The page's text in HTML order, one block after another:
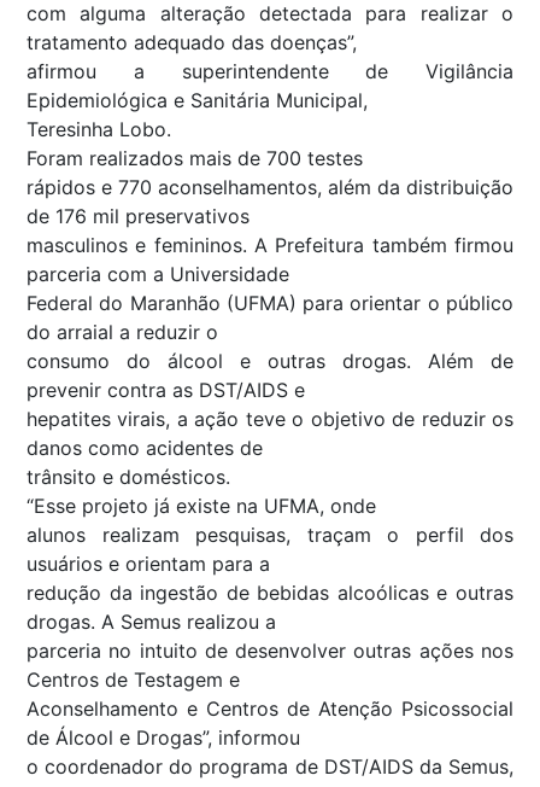
com alguma alteração detectada para realizar o
tratamento adequado das doenças”,
afirmou a superintendente de Vigilância
Epidemiológica e Sanitária Municipal,
Teresinha Lobo.
Foram realizados mais de 700 testes
rápidos e 770 aconselhamentos, além da distribuição
de 176 mil preservativos
masculinos e femininos. A Prefeitura também firmou
parceria com a Universidade
Federal do Maranhão (UFMA) para orientar o público
do arraial a reduzir o
consumo do álcool e outras drogas. Além de
prevenir contra as DST/AIDS e
hepatites virais, a ação teve o objetivo de reduzir os
danos como acidentes de
trânsito e domésticos.
“Esse projeto já existe na UFMA, onde
alunos realizam pesquisas, traçam o perfil dos
usuários e orientam para a
redução da ingestão de bebidas alcoólicas e outras
drogas. A Semus realizou a
parceria no intuito de desenvolver outras ações nos
Centros de Testagem e
Aconselhamento e Centros de Atenção Psicossocial
de Álcool e Drogas”, informou
o coordenador do programa de DST/AIDS da Semus,